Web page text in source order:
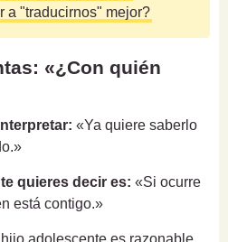
a "traducirnos" mejor?
«¿Con quién
«Ya quiere saberlo
quieres decir es: «Si ocurre
está contigo.»